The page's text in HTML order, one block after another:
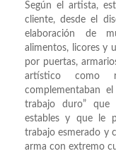
Según el artista,
cliente, desde el
elaboración de
alimentos, licores y
por puertas,
artístico como
complementaban
trabajo duro” que
estables y que le
trabajo esmerado y
arma con extremo